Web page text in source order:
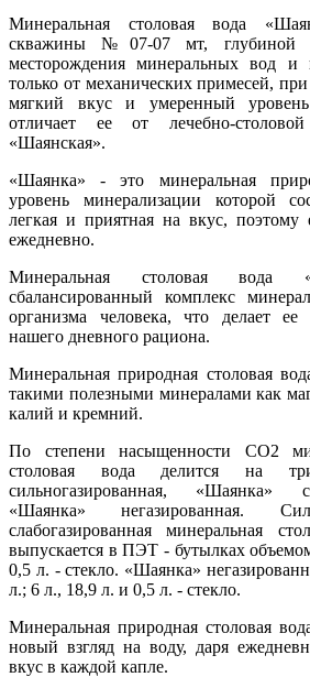
Минеральная столовая вода
скважины №07-07 мт, глубиной
месторождения минеральных вод и
только от механических примесей,
мягкий вкус и умеренный
отличает ее от лечебно-
«Шаянская».
«Шаянка» - это минеральная
уровень минерализации которой
легкая и приятная на вкус, поэтому
ежедневно.
Минеральная столовая вода
сбалансированный комплекс
организма человека, что делает ее
нашего дневного рациона.
Минеральная природная столовая
такими полезными минералами как
калий и кремний.
По степени насыщенности СО2
столовая вода делится на
сильногазированная, «Шаянка»
«Шаянка» негазированная.
слабогазированная минеральная
выпускается в ПЭТ - бутылках
0,5 л. - стекло. «Шаянка»
л.; 6 л., 18,9 л. и 0,5 л. - стекло.
Минеральная природная столовая
новый взгляд на воду, даря
вкус в каждой капле.